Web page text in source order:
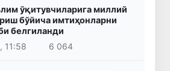
ўқитувчиларига миллий
бўйича имтиҳонларни
белгиланди
11:58
6 064